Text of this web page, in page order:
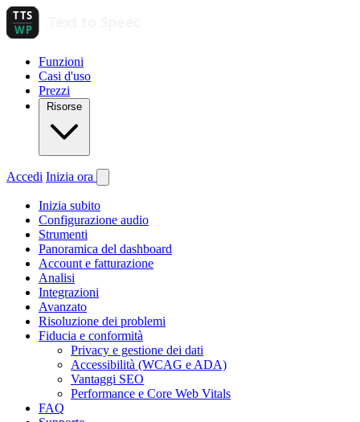
Funzioni
Casi d'uso
Prezzi
Risorse
Accedi Inizia ora
Inizia subito
Configurazione audio
Strumenti
Panoramica del dashboard
Account e fatturazione
Analisi
Integrazioni
Avanzato
Risoluzione dei problemi
Fiducia e conformità
Privacy e gestione dei dati
Accessibilità (WCAG e ADA)
Vantaggi SEO
Performance e Core Web Vitals
FAQ